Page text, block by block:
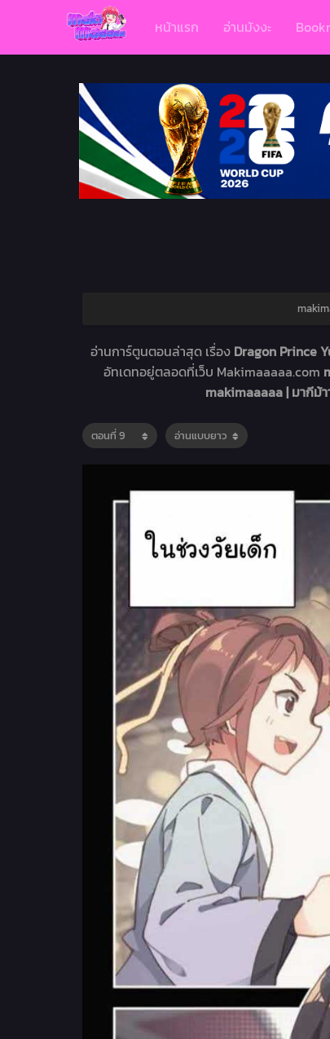
หน้าแรก อ่านมังงะ
อ่านการ์ตูนตอนล่าสุด เรื่อง Dragon Prince
อัทเดทอยู่ตลอดที่เว็บ Makimaaaaa.com
makimaaaaa | มากีม้